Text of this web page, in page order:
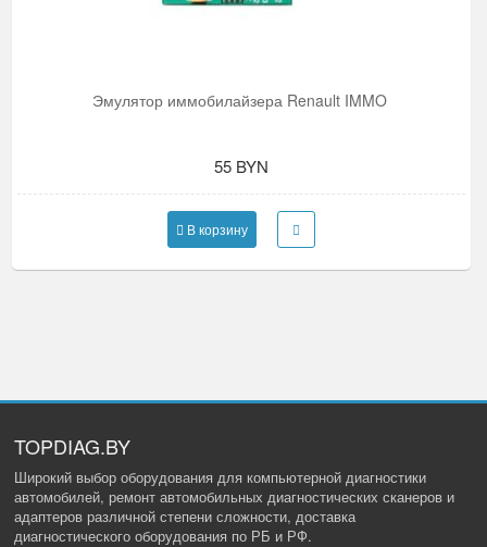
Эмулятор иммобилайзера Renault IMMO
55 BYN
В корзину
TOPDIAG.BY
Широкий выбор оборудования для компьютерной диагностики
автомобилей, ремонт автомобильных диагностических сканеров и
адаптеров различной степени сложности, доставка
диагностического оборудования по РБ и РФ.